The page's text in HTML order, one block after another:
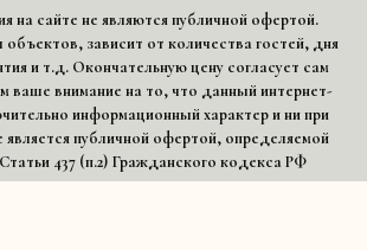
на сайте не являются публичной офертой.
зависит от количества гостей, дня
и т.д. Окончательную цену согласует сам
ваше внимание на то, что данный интернет-
информационный характер и ни при
является публичной офертой, определяемой
437 (п.2) Гражданского кодекса РФ